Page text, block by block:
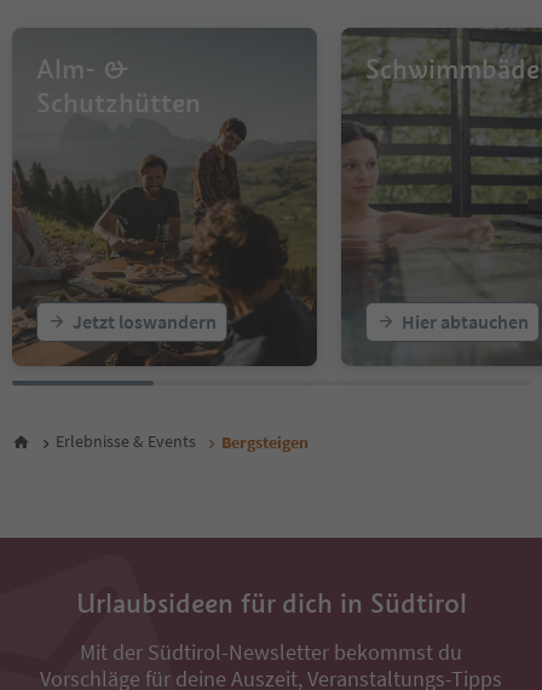
Alm- &
Schutzhütten
Jetzt loswandern Hier abtauchen
Erlebnisse & Events Bergsteigen
Urlaubsideen für dich in Südtirol
Mit der Südtirol-Newsletter bekommst du
Vorschläge für deine Auszeit, Veranstaltungs-Tipps